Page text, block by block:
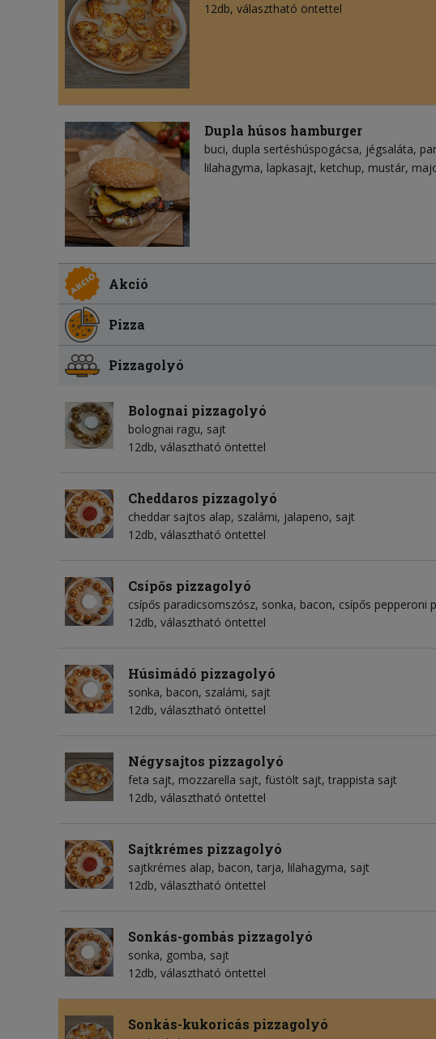
12db, választható öntettel
Dupla húsos hamburger
buci dupla sertéshúspogácsa jégsaláta
lilahagyma lapkasajt ketchup mustár
Akció
Pizza
Pizzagolyó
Bolognai pizzagolyó
bolognai ragu sajt
12db, választható öntettel
Cheddaros pizzagolyó
cheddar sajtos alap szalámi jalapeno sajt
12db, választható öntettel
Csípős pizzagolyó
csípős paradicsomszósz sonka bacon csípős pepperoni
12db, választható öntettel
Húsimádó pizzagolyó
sonka bacon szalámi sajt
12db, választható öntettel
Négysajtos pizzagolyó
feta sajt mozzarella sajt füstölt sajt trappista sajt
12db, választható öntettel
Sajtkrémes pizzagolyó
sajtkrémes alap bacon tarja lilahagyma sajt
12db, választható öntettel
Sonkás-gombás pizzagolyó
sonka gomba sajt
12db, választható öntettel
Sonkás-kukoricás pizzagolyó